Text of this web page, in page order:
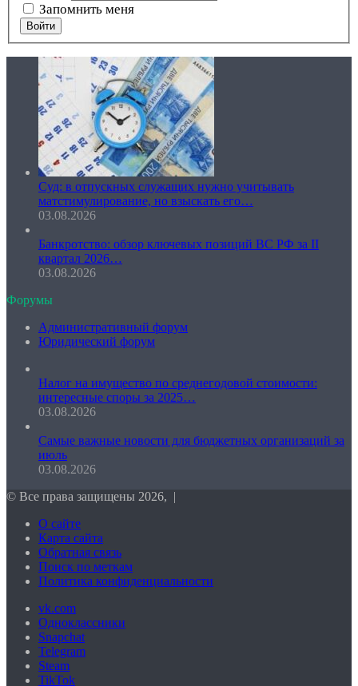
Запомнить меня
Войти
Суд: в отпускных служащих нужно учитывать
матстимулирование, но взыскать его…
03.08.2026
Банкротство: обзор ключевых позиций ВС РФ за II
квартал 2026…
03.08.2026
Форумы
Административный форум
Юридический форум
Налог на имущество по среднегодовой стоимости:
интересные споры за 2025…
03.08.2026
Самые важные новости для бюджетных организаций за
июль
03.08.2026
© Все права защищены 2026, |
О сайте
Карта сайта
Обратная связь
Поиск по меткам
Политика конфиденциальности
vk.com
Одноклассники
Snapchat
Telegram
Steam
TikTok